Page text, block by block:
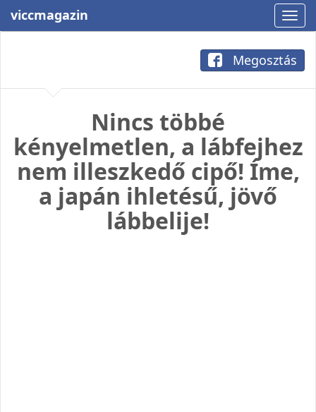
viccmagazin
Megosztás
Nincs többé
kényelmetlen, a lábfejhez
nem illeszkedő cipő! Íme,
a japán ihletésű, jövő
lábbelije!